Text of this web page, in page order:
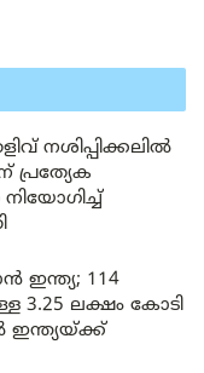
നശിപ്പിക്കലിൽ
പ്രത്യേക
ഇന്ത്യ; 114
3.25 ലക്ഷം കോടി